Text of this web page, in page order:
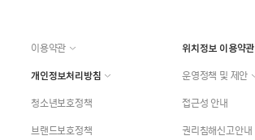
이용약관
위치정보 이용약관
개인정보처리방침
운영정책 및 제안
청소년보호정책
접근성 안내
브랜드보호정책
권리침해신고안내